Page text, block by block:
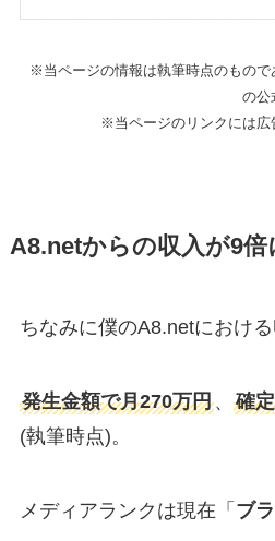
※当ページの情報は執筆時点のもの
の公
※当ページのリンクには広
A8.netからの収入が9倍
ちなみに僕のA8.netにおけ
発生金額で月270万円、 確
(執筆時点)。
メディアランクは現在「 ブ